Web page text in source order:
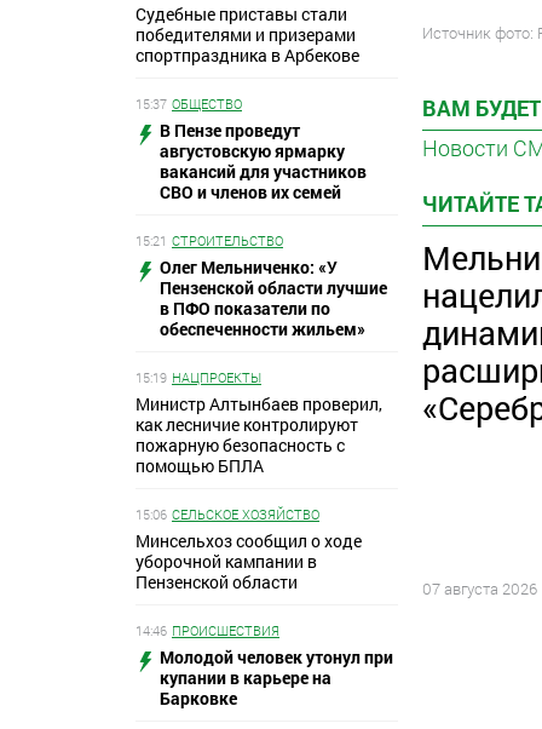
Судебные приставы стали
победителями и призерами
спортпраздника в Арбекове
15:37 ОБЩЕСТВО
В Пензе проведут
августовскую ярмарку
вакансий для участников
СВО и членов их семей
15:21 СТРОИТЕЛЬСТВО
Олег Мельниченко: «У
Пензенской области лучшие
в ПФО показатели по
обеспеченности жильем»
15:19 НАЦПРОЕКТЫ
Министр Алтынбаев проверил,
как лесничие контролируют
пожарную безопасность с
помощью БПЛА
15:06 СЕЛЬСКОЕ ХОЗЯЙСТВО
Минсельхоз сообщил о ходе
уборочной кампании в
Пензенской области
14:46 ПРОИСШЕСТВИЯ
Молодой человек утонул при
купании в карьере на
Барковке
Источник
ВАМ
Новости
ЧИТАЙТЕ
07 августа 2026